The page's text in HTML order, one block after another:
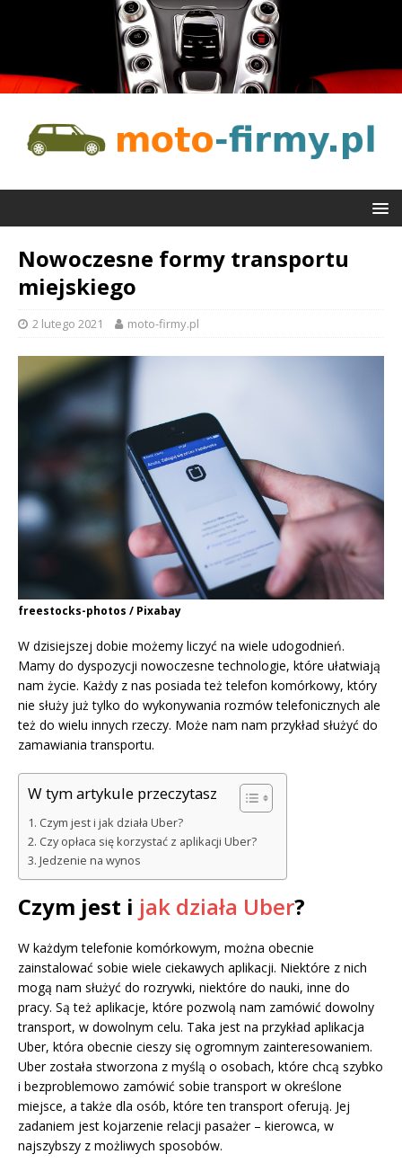
Nowoczesne formy transportu
miejskiego
2 lutego 2021 moto-firmy.pl
freestocks-photos / Pixabay
W dzisiejszej dobie możemy liczyć na wiele udogodnień.
Mamy do dyspozycji nowoczesne technologie, które ułatwiają
nam życie. Każdy z nas posiada też telefon komórkowy, który
nie służy już tylko do wykonywania rozmów telefonicznych ale
też do wielu innych rzeczy. Może nam nam przykład służyć do
zamawiania transportu.
W tym artykule przeczytasz
Czym jest i jak działa Uber?
Czy opłaca się korzystać z aplikacji Uber?
Jedzenie na wynos
Czym jest i jak działa Uber?
W każdym telefonie komórkowym, można obecnie
zainstalować sobie wiele ciekawych aplikacji. Niektóre z nich
mogą nam służyć do rozrywki, niektóre do nauki, inne do
pracy. Są też aplikacje, które pozwolą nam zamówić dowolny
transport, w dowolnym celu. Taka jest na przykład aplikacja
Uber, która obecnie cieszy się ogromnym zainteresowaniem.
Uber została stworzona z myślą o osobach, które chcą szybko
i bezproblemowo zamówić sobie transport w określone
miejsce, a także dla osób, które ten transport oferują. Jej
zadaniem jest kojarzenie relacji pasażer – kierowca, w
najszybszy z możliwych sposobów.